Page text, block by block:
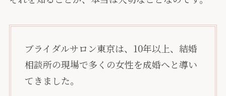
ブライダルサロン東京は、10年以上、結婚
相談所の現場で多くの女性を成婚へと導い
てきました。